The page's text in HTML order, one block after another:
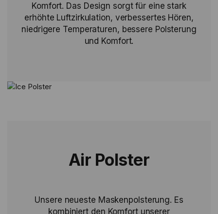
Komfort. Das Design sorgt für eine stark
erhöhte Luftzirkulation, verbessertes Hören,
niedrigere Temperaturen, bessere Polsterung
und Komfort.
Air Polster
Unsere neueste Maskenpolsterung. Es
kombiniert den Komfort unserer